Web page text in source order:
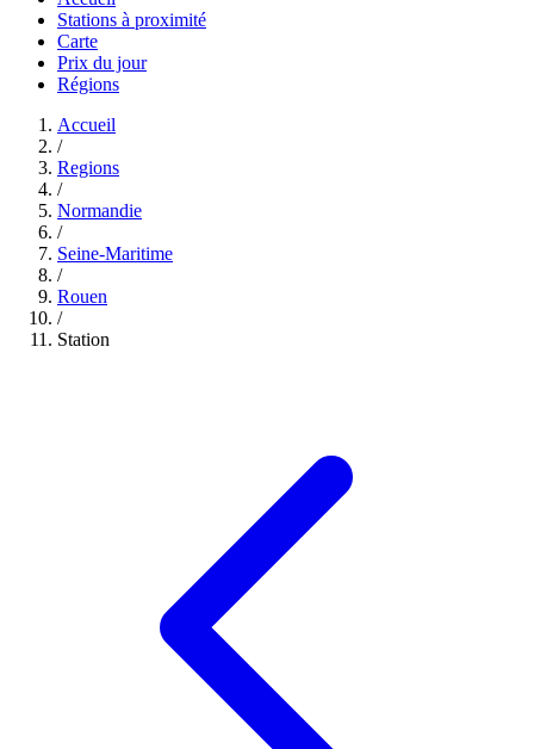
Stations à proximité
Carte
Prix du jour
Régions
Accueil
/
Regions
/
Normandie
/
Seine-Maritime
/
Rouen
/
Station